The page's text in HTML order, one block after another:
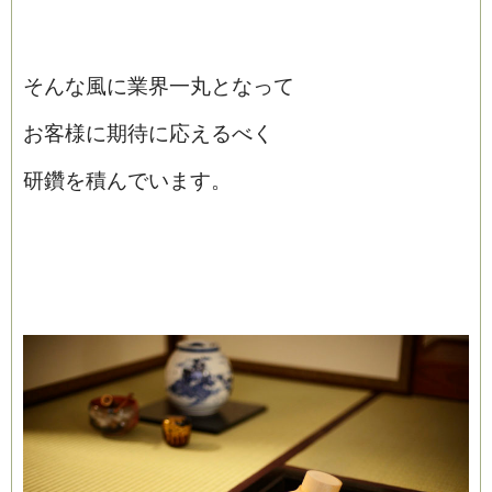
そんな風に業界一丸となって
お客様に期待に応えるべく
研鑽を積んでいます。